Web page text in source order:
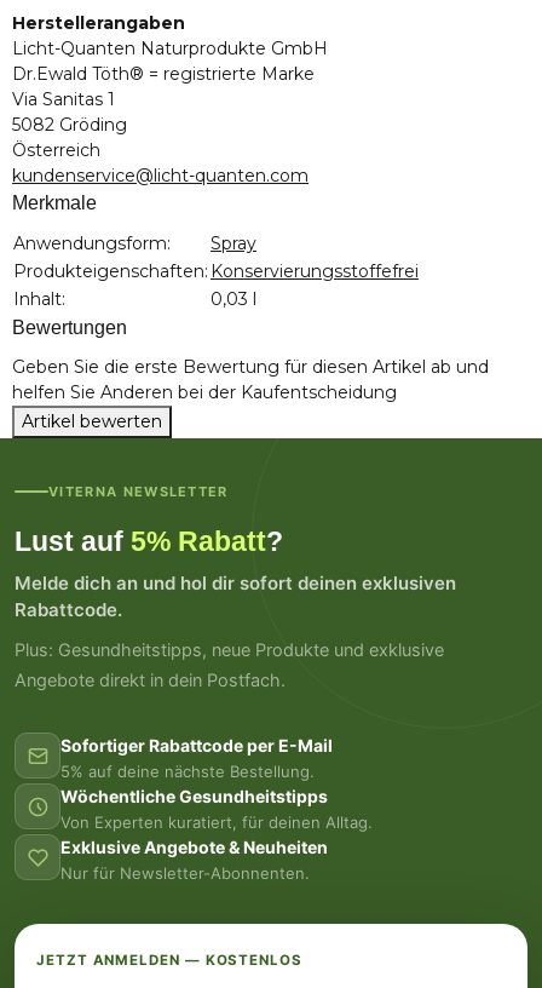
Herstellerangaben
Licht-Quanten Naturprodukte GmbH
Dr.Ewald Töth® = registrierte Marke
Via Sanitas 1
5082 Gröding
Österreich
kundenservice@licht-quanten.com
Merkmale
Produkteigenschaft
Wert
Anwendungsform:
Spray
Produkteigenschaften: Konservierungsstoffefrei
Inhalt:
0,03 l
Bewertungen
Geben Sie die erste Bewertung für diesen Artikel ab und
helfen Sie Anderen bei der Kaufentscheidung
Artikel bewerten
VITERNA NEWSLETTER
Lust auf 5% Rabatt?
Melde dich an und hol dir sofort deinen exklusiven
Rabattcode.
Plus: Gesundheitstipps, neue Produkte und exklusive
Angebote direkt in dein Postfach.
Sofortiger Rabattcode per E-Mail
5% auf deine nächste Bestellung.
Wöchentliche Gesundheitstipps
Von Experten kuratiert, für deinen Alltag.
Exklusive Angebote & Neuheiten
Nur für Newsletter-Abonnenten.
JETZT ANMELDEN — KOSTENLOS